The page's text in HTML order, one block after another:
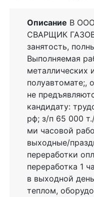
Описание В
СВАРЩИК
занятость,
Выполняемая
металлических
полуавтомате;,
не
кандидату:
рф; з/п 65 000
ми часовой
выходные/
переработки
переработка 1
в выходной
теплом,